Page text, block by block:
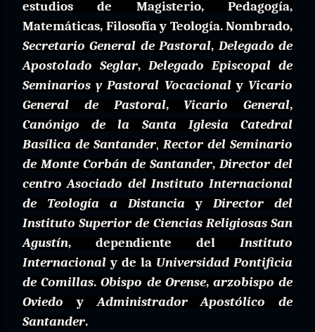
estudios de Magisterio, Pedagogía,
Matemáticas, Filosofía y Teología. Nombrado,
Secretario General de Pastoral, Delegado de
Apostolado Seglar, Delegado Episcopal de
Seminarios y Pastoral Vocacionaly Vicario
General de Pastoral, Vicario General,
Canónigo de la Santa Iglesia Catedral
Basílica de Santander, Rector del Seminario
de Monte Corbán de Santander, Director del
centro Asociado del Instituto Internacional
de Teología a Distancia y Director del
Instituto Superior de Ciencias Religiosas San
Agustín, dependiente del Instituto
Internacional y de la Universidad Pontificia
de Comillas.Obispo de Orense, arzobispo de
Oviedo yAdministrador Apostólico de
Santander.